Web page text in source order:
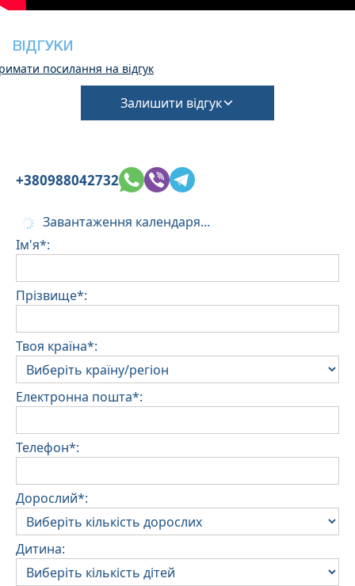
Домашні тварини не допускаються
ВІДГУКИ
посилання на відгук
Залишити відгук
+380988042732
Завантаження календаря...
Ім'я*:
Прізвище*:
Твоя країна*:
Електронна пошта*:
Телефон*:
Дорослий*:
Дитина: